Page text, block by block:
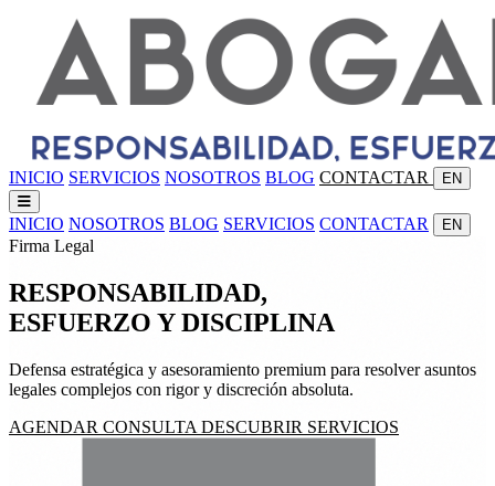
INICIO SERVICIOS NOSOTROS BLOG CONTACTAR EN
INICIO NOSOTROS BLOG SERVICIOS CONTACTAR EN
Firma Legal
RESPONSABILIDAD,
ESFUERZO YDISCIPLINA
Defensa estratégica y asesoramiento premium para resolver asuntos
legales complejos con rigor y discreción absoluta.
AGENDAR CONSULTA DESCUBRIR SERVICIOS